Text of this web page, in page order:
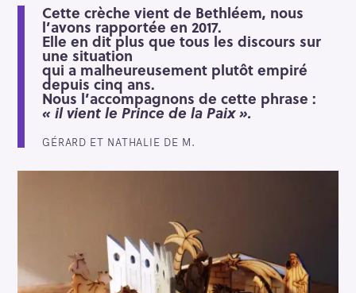
Cette crèche vient de Bethléem, nous
l’avons rapportée en 2017.
Elle en dit plus que tous les discours sur
une situation
qui a malheureusement plutôt empiré
depuis cinq ans.
Nous l’accompagnons de cette phrase :
« il vient le Prince de la Paix ».
GÉRARD ET NATHALIE DE M.